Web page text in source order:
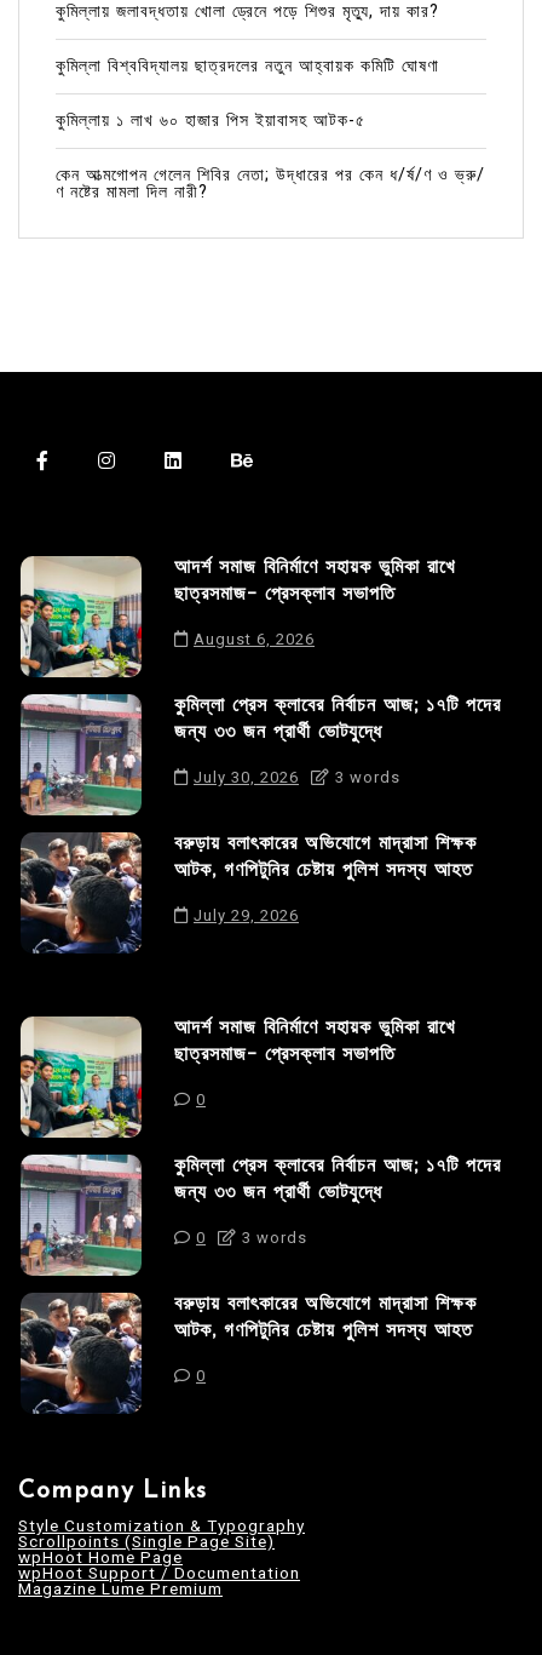
কুমিল্লায় জলাবদ্ধতায় খোলা ড্রেনে পড়ে শিশুর মৃত্যু, দায় কার?
কুমিল্লা বিশ্ববিদ্যালয় ছাত্রদলের নতুন আহ্বায়ক কমিটি ঘোষণা
কুমিল্লায় ১ লাখ ৬০ হাজার পিস ইয়াবাসহ আটক-৫
কেন আত্মগোপন গেলেন শিবির নেতা; উদ্ধারের পর কেন ধ/র্ষ/ণ ও ভ্রু/
ণ নষ্টের মামলা দিল নারী?
আদর্শ সমাজ বিনির্মাণে সহায়ক ভুমিকা রাখে
ছাত্রসমাজ- প্রেসক্লাব সভাপতি
August 6, 2026
কুমিল্লা প্রেস ক্লাবের নির্বাচন আজ; ১৭টি পদের
জন্য ৩৩ জন প্রার্থী ভোটযুদ্ধে
July 30, 2026 3 words
বরুড়ায় বলাৎকারের অভিযোগে মাদ্রাসা শিক্ষক
আটক, গণপিটুনির চেষ্টায় পুলিশ সদস্য আহত
July 29, 2026
আদর্শ সমাজ বিনির্মাণে সহায়ক ভুমিকা রাখে
ছাত্রসমাজ- প্রেসক্লাব সভাপতি
0
কুমিল্লা প্রেস ক্লাবের নির্বাচন আজ; ১৭টি পদের
জন্য ৩৩ জন প্রার্থী ভোটযুদ্ধে
0 3 words
বরুড়ায় বলাৎকারের অভিযোগে মাদ্রাসা শিক্ষক
আটক, গণপিটুনির চেষ্টায় পুলিশ সদস্য আহত
0
Company Links
Style Customization & Typography
Scrollpoints (Single Page Site)
wpHoot Home Page
wpHoot Support / Documentation
Magazine Lume Premium